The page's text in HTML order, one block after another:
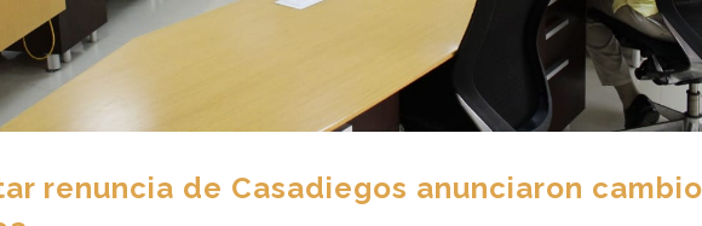
renuncia de Casadiegos anunciaron